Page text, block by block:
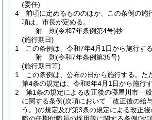
(委任)
4
前項に定めるもののほか、この条例の施
項は、市長が定める。
附 則(令和7年条例第4号)抄
(施行期日)
1
この条例は、令和7年4月1日から施行する
附 則(令和7年条例第35号)
(施行期日等)
1
この条例は、公布の日から施行する。 た
第4条の規定は、令和8年4月1日から施行す
2
第1条の規定による改正後の寝屋川市一
に関する条例(次項において「改正後の給
う。)の規定及び第3条の規定による改正